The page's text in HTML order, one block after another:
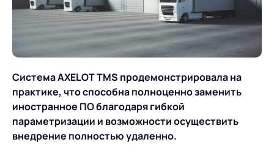
О компании
ИТ-аккредитация
Карьера
Партнеры
Импортозамещение
Продукты
Управление цепями
поставок
Управление складами
Управление перевозками
и транспортным парком
Оптимизация в цепях
поставок
Управление двором
Логистический
Логистический
консалтинг
Автоматизация
Нетворкинг и обмен
опытом вместе с AXELOT
Облачные сервисы
Пресс-центр
Новости
СМИ о нас
Система AXELOT TMS продемонстрировала на
практике, что способна полноценно заменить
иностранное ПО благодаря гибкой
параметризации и возможности осуществить
внедрение полностью удаленно.